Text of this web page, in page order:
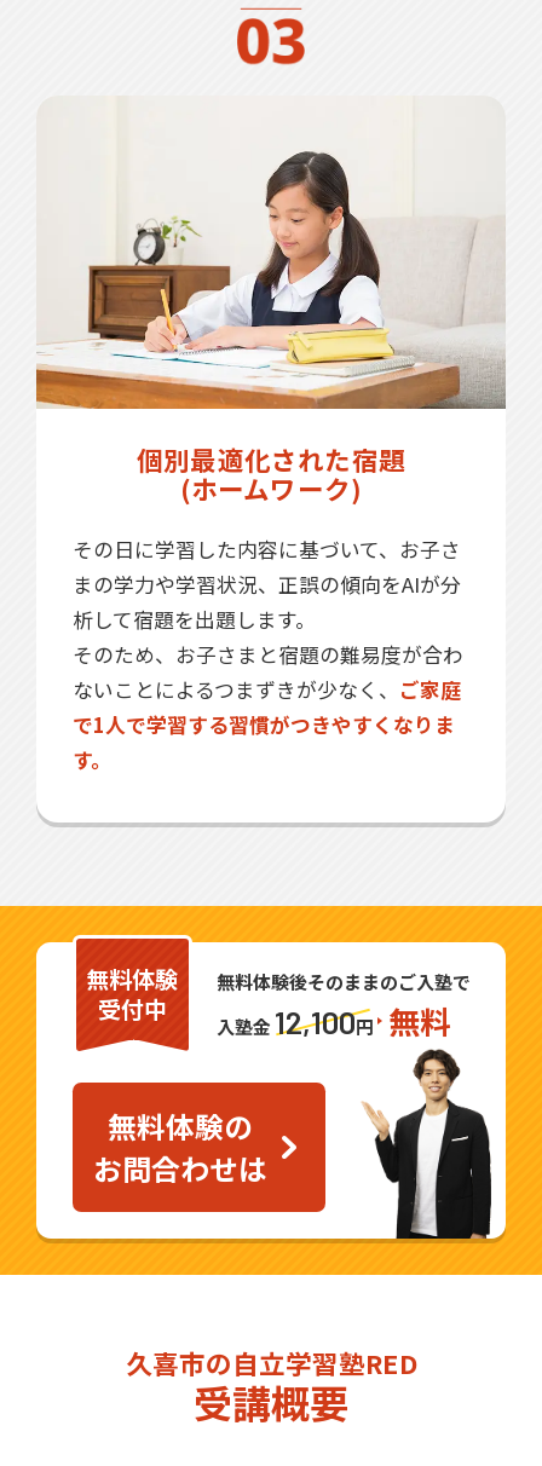
個別最適化された宿題
(ホームワーク)
その日に学習した内容に基づいて、お子さ
まの学力や学習状況、正誤の傾向をAIが分
析して宿題を出題します。
そのため、お子さまと宿題の難易度が合わ
ないことによるつまずきが少なく、 ご家庭
で1人で学習する習慣がつきやすくなりま
す。
無料体験
受付中
無料体験後そのままのご入塾で
入塾金 12,100円 無料
無料体験の
お問合わせは
久喜市の自立学習塾RED
受講概要